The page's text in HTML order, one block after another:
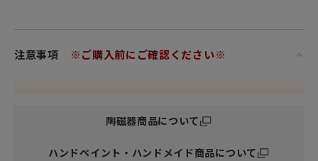
注意事項 ※ご購入前にご確認ください※
陶磁器商品について
ハンドペイント・ハンドメイド商品について